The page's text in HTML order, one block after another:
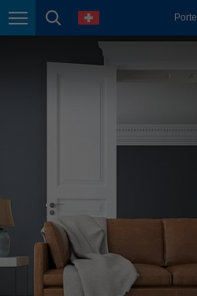
Page navigation
page search
language
México
Nederland
Österreich
deutsch
Portugal
România
Română